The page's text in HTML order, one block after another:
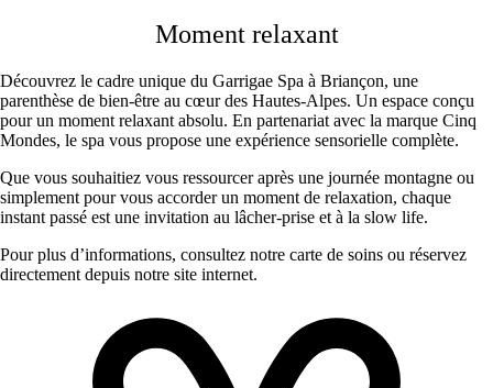
Moment relaxant
Découvrez le cadre unique du Garrigae Spa à Briançon, une
parenthèse de bien-être au cœur des Hautes-Alpes. Un espace conçu
pour un moment relaxant absolu. En partenariat avec la marque Cinq
Mondes, le spa vous propose une expérience sensorielle complète.
Que vous souhaitiez vous ressourcer après une journée montagne ou
simplement pour vous accorder un moment de relaxation, chaque
instant passé est une invitation au lâcher-prise et à la slow life.
Pour plus d’informations, consultez notre carte de soins ou réservez
directement depuis notre site internet.